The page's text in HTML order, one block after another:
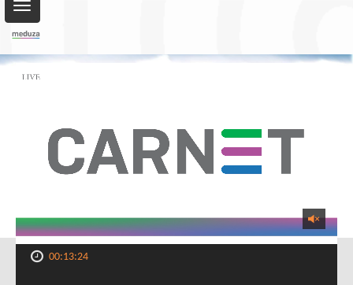
Toggle
navigation
00:13:24